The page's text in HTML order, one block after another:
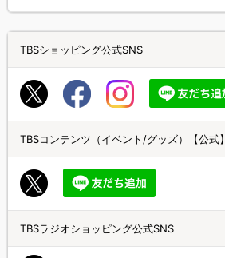
TBSショッピング公式SNS
TBSコンテンツ（イベント/グッズ）【公式】
TBSラジオショッピング公式SNS